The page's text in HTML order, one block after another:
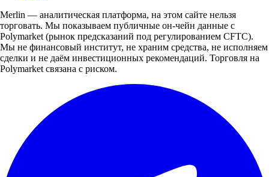
Merlin — аналитическая платформа, на этом сайте нельзя
торговать. Мы показываем публичные он-чейн данные с
Polymarket (рынок предсказаний под регулированием CFTC).
Мы не финансовый институт, не храним средства, не исполняем
сделки и не даём инвестиционных рекомендаций. Торговля на
Polymarket связана с риском.